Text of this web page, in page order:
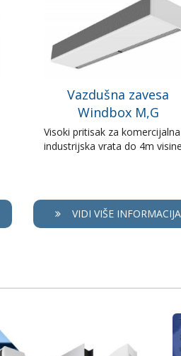
Vazdušna zavesa
Windbox M,G
Visoki pritisak za
industrijska vrata do 4m
VIDI VIŠE INFORMACIJA